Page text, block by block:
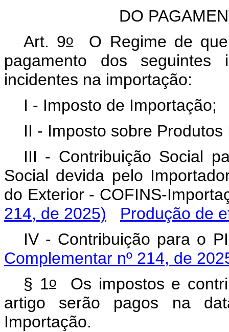
DO
Art. 9oO Regime de
pagamento dos seguintes
incidentes na importação:
I - Imposto de Importação;
II - Imposto sobre
III - Contribuição Social
Social devida pelo
do Exterior - COFINS-
214, de 2025)
Produção de
IV - Contribuição para
Complementar nº 214, de
§ 1oOs impostos e
artigo serão pagos na
Importação.